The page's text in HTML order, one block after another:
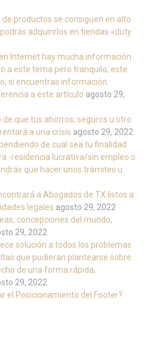
productos se consiguen en alto
adquirirlos en tiendas «duty
Internet hay mucha información
a este tema pero tranquilo, este
si encuentras información
a este artículo agosto 29,
de que tus ahorros, seguros u otro
a una crisis agosto 29, 2022
de cual sea tu finalidad
-residencia lucrativa/sin empleo o
que hacer unos trámites u
a Abogados de TX listos a
legales agosto 29, 2022
concepciones del mundo,
29, 2022
solución a todos los problemas
que pudieran plantearse sobre
de una forma rápida,
29, 2022
el Posicionamiento del Footer?